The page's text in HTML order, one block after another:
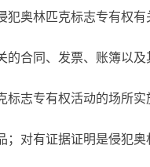
犯奥林匹克标志专有权有
的合同、发票、账簿以及
标志专有权活动的场所实
；对有证据证明是侵犯